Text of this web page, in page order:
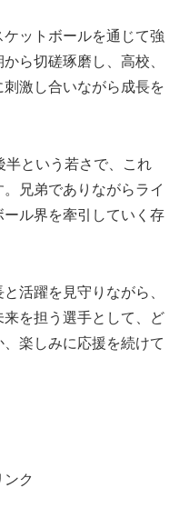
ットボールを通じて強
ら切磋琢磨し、高校、
激し合いながら成長を
半という若さで、これ
兄弟でありながらライ
ル界を牽引していく存
活躍を見守りながら、
を担う選手として、ど
楽しみに応援を続けて
ンク